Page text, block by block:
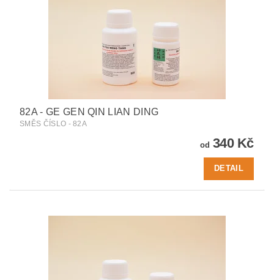
82A - GE GEN QIN LIAN DING
SMĚS ČÍSLO - 82A
od 340 Kč
DETAIL